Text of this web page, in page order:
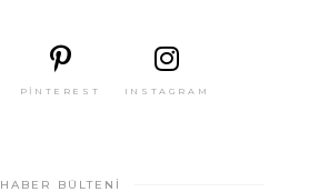
PINTEREST INSTAGRAM
HABER BÜLTENI